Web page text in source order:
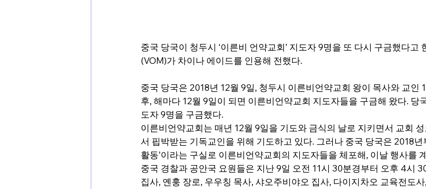
중국 당국이 청두시 ‘이른비 언약교회’ 지도자 9명을 또 다시 구금했다고
(VOM)가 차이나 에이드를 인용해 전했다.
중국 당국은 2018년 12월 9일, 청두시 이른비언약교회 왕이 목사와 교인
후, 해마다 12월 9일이 되면 이른비언약교회 지도자들을 구금해 왔다. 당
도자 9명을 구금했다.
이른비언약교회는 매년 12월 9일을 기도와 금식의 날로 지키면서 교회
서 핍박받는 기독교인을 위해 기도하고 있다. 그러나 중국 당국은 2018년
활동’이라는 구실로 이른비언약교회의 지도자들을 체포해, 이날 행사를
중국 경찰과 공안국 요원들은 지난 9일 오전 11시 30분경부터 오후 4시
집사, 옌훙 장로, 우우칭 목사, 샤오주비야오 집사, 다이지차오 교육전도